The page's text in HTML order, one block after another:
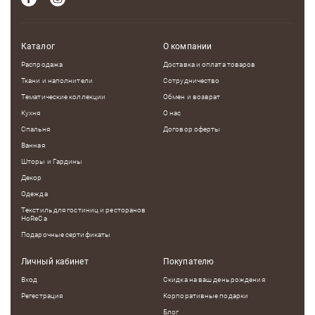
Каталог
Распродажа
Ткани и наполнители
Тематические коллекции
Кухня
Спальня
Ванная
Шторы и Гардины
Декор
Одежда
Текстиль для гостиниц и ресторанов
HoReCa
Подарочные сертификаты
О компании
Доставка и оплата товаров
Сотрудничество
Обмен и возврат
О нас
Договор оферты
Личный кабинет
Вход
Регестрация
Покупателю
Скидка на ваш день рождения
Корпоративные подарки
Блог